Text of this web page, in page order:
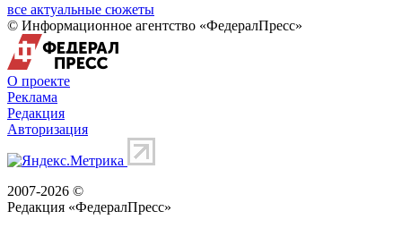
все актуальные сюжеты
© Информационное агентство «ФедералПресс»
О проекте
Реклама
Редакция
Авторизация
2007-2026 ©
Редакция «ФедералПресс»